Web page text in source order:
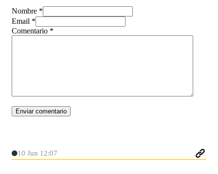
Nombre *
Email *
Comentario *
10 Jun 12:07